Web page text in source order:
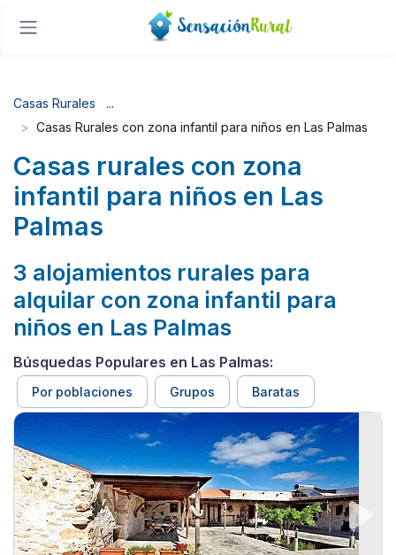
Casas Rurales
Casas Rurales con zona infantil para niños en Las Palmas
Casas rurales con zona
infantil para niños en Las
Palmas
3 alojamientos rurales para
alquilar con zona infantil para
niños en Las Palmas
Búsquedas Populares en Las Palmas:
Por poblaciones Grupos Baratas